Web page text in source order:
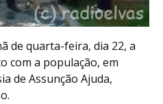
de quarta-feira, dia 22, a
com a população, em
de Assunção Ajuda,